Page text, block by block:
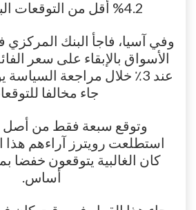
4.2% أقل من التوقعات البالغة 3.3%.
وفي آسيا، فاجأ البنك المركزي
الأسواق بالإبقاء على سعر
عند 3٪ خلال مراجعة
جاء مخالفا
استطلعت رويترز آراءهم هذا
أساس.